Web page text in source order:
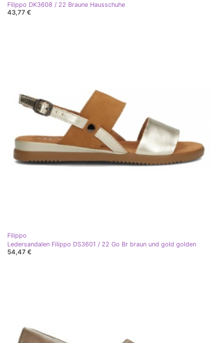
Filippo DK3608 / 22 Braune Hausschuhe
43,77 €
Filippo
Ledersandalen Filippo DS3601 / 22 Go Br braun und gold golden
54,47 €